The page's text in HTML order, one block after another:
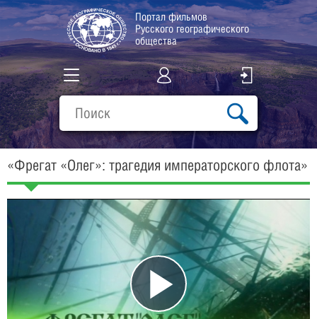
Портал фильмов
Русского географического
общества
Все фильмы
Подборки
О проекте
«Фрегат «Олег»: трагедия императорского флота»
Play